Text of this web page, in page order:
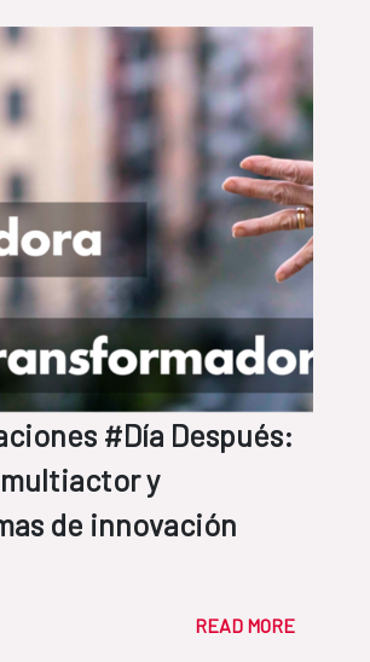
#Día Después:
y
de innovación
READ MORE